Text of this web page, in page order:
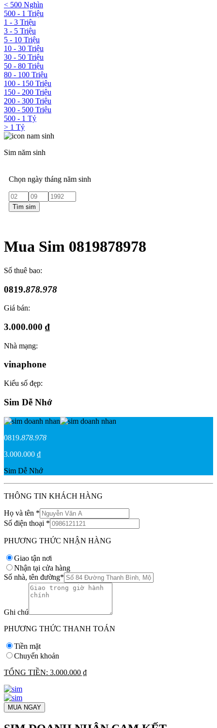
< 500 Nghìn
500 - 1 Triệu
1 - 3 Triệu
3 - 5 Triệu
5 - 10 Triệu
10 - 30 Triệu
30 - 50 Triệu
50 - 80 Triệu
80 - 100 Triệu
100 - 150 Triệu
150 - 200 Triệu
200 - 300 Triệu
300 - 500 Triệu
500 - 1 Tỷ
> 1 Tỷ
Sim năm sinh
Chọn ngày tháng năm sinh
Tìm sim
Mua Sim 0819878978
Số thuê bao:
0819.878.978
Giá bán:
3.000.000 ₫
Nhà mạng:
vinaphone
Kiểu số đẹp:
Sim Dễ Nhớ
0819.878.978
3.000.000 ₫
Sim Dễ Nhớ
THÔNG TIN KHÁCH HÀNG
Họ và tên *
Số điện thoại *
PHƯƠNG THỨC NHẬN HÀNG
Giao tận nơi
Nhận tại cửa hàng
Số nhà, tên đường*
Ghi chú
PHƯƠNG THỨC THANH TOÁN
Tiền mặt
Chuyển khoản
TỔNG TIỀN: 3.000.000 ₫
MUA NGAY